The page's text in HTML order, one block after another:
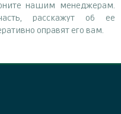
нашим менеджерам.
расскажут об ее
оправят его вам.